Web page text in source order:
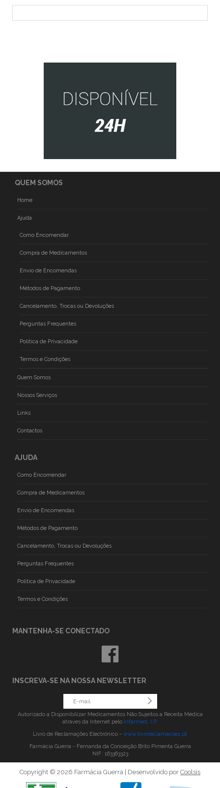
QUEM SOMOS
Home
Ajuda
Como Encomendar
Compra de Medicamentos
Envio de Encomendas
Métodos de Pagamento
Cancelamento, Trocas ou Devoluções
Perguntas Frequentes
Politica de Privacidade
Termos e Condições
Quem Somos
Nossos Serviços
Links
Contactos
AJUDA
Como Encomendar
Compra de Medicamentos
Envio de Encomendas
Métodos de Pagamento
Cancelamento, Trocas ou Devoluções
Perguntas Frequentes
Politica de Privacidade
Termos e Condições
MANTENHA-SE CONECTADO
INSCREVA-SE NA NOSSA NEWSLETTER
Autorizado a Disponibilizar Medicamentos Não Sujeitos a Receita Médica
atraves da Internet pelo Infarmed, I.P.
Livro de Reclamações Electrónico - www.livroreclamacoes.pt
Farmácia Guerra - Fernanda da Conceição Brito Pimenta Guerra
NIF: 163363323
Copyright © 2026 Farmácia Guerra | Desenvolvido por Coolsis